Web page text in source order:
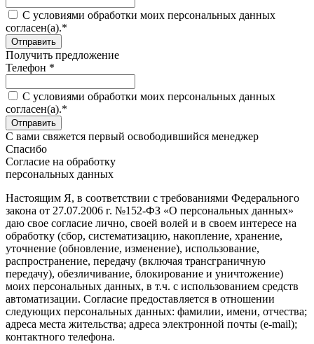
C условиями обработки моих персональных данных
согласен(а).*
Получить предложение
Телефон *
C условиями обработки моих персональных данных
согласен(а).*
С вами свяжется первый освободившийся менеджер
Спасибо
Согласие на обработку
персональных данных
Настоящим Я, в соответствии с требованиями Федерального
закона от 27.07.2006 г. №152-ФЗ «О персональных данных»
даю свое согласие лично, своей волей и в своем интересе на
обработку (сбор, систематизацию, накопление, хранение,
уточнение (обновление, изменение), использование,
распространение, передачу (включая трансграничную
передачу), обезличивание, блокирование и уничтожение)
моих персональных данных, в т.ч. с использованием средств
автоматизации. Согласие предоставляется в отношении
следующих персональных данных: фамилии, имени, отчества;
адреса места жительства; адреса электронной почты (e-mail);
контактного телефона.